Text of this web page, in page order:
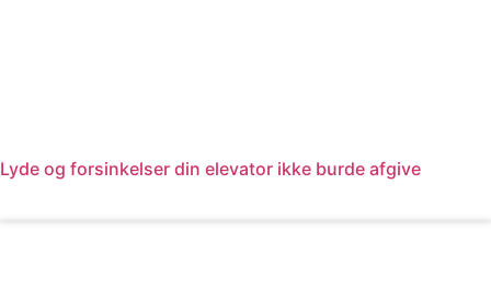
Lyde og forsinkelser din elevator ikke burde afgive